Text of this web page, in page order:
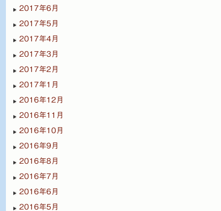
2017年6月
2017年5月
2017年4月
2017年3月
2017年2月
2017年1月
2016年12月
2016年11月
2016年10月
2016年9月
2016年8月
2016年7月
2016年6月
2016年5月